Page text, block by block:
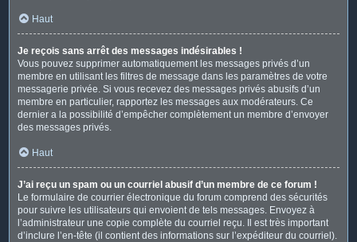
Haut
Je reçois sans arrêt des messages indésirables !
Vous pouvez supprimer automatiquement les messages privés d’un
membre en utilisant les filtres de message dans les paramètres de votre
messagerie privée. Si vous recevez des messages privés abusifs d’un
membre en particulier, rapportez les messages aux modérateurs. Ce
dernier a la possibilité d’empêcher complètement un membre d’envoyer
des messages privés.
Haut
J’ai reçu un spam ou un courriel abusif d’un membre de ce forum !
Le formulaire de courrier électronique du forum comprend des sécurités
pour suivre les utilisateurs qui envoient de tels messages. Envoyez à
l’administrateur une copie complète du courriel reçu. Il est très important
d’inclure l’en-tête (il contient des informations sur l’expéditeur du courriel).